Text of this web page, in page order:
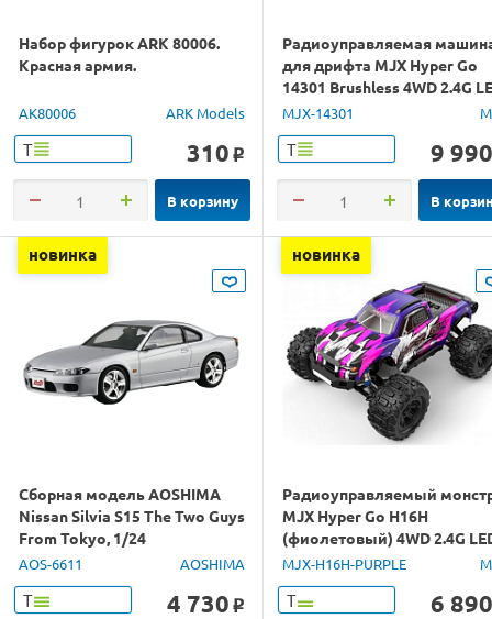
Набор фигурок ARK 80006.
Красная армия.
AK80006 ARK Models
Т 310 o
В корзину
Радиоуправляемая
для дрифта MJX Hyper Go
14301 Brushless 4WD 2.4G
1/14 RTR
MJX-14301
Т 9 990
В
новинка
Сборная модель AOSHIMA
Nissan Silvia S15 The Two Guys
From Tokyo, 1/24
AOS-6611 AOSHIMA
Т 4 730 o
новинка
Радиоуправляемый
MJX Hyper Go H16H
(фиолетовый) 4WD 2.4G
GPS 1/16 RTR
MJX-H16H-PURPLE
Т 6 890